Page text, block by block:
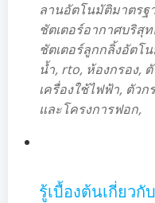
ลานอัตโนมัติมาตรฐ
ชัตเตอร์อากาศบริสุ
ชัตเตอร์ลูกกลิ้งอัตโ
น้ำ, rto, ห้องกรอง,
เครื่องใช้ไฟฟ้า, ตัว
และโครงการฟอก,
รู้เบื้องต้นเกี่ยวกั